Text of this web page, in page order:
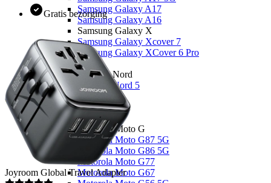
Samsung Galaxy A17
Samsung Galaxy A16
Samsung Galaxy X
Samsung Galaxy Xcover 7
Samsung Galaxy XCover 6 Pro
OnePlus
OnePlus Nord
OnePlus Nord 5
Overige
OnePlus 15
Motorola
Motorola Moto G
Motorola Moto G87 5G
Motorola Moto G86 5G
Motorola Moto G77
Motorola Moto G67
Gratis bezorging
Joyroom Global Travel Adapter